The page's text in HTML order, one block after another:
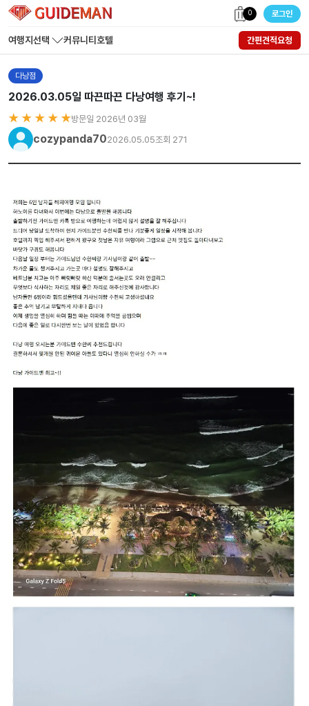
0 로그인
여행지선택 커뮤니티 호텔 간편견적요청
다낭점
2026.03.05일 따끈따끈 다낭여행 후기~!
★ ★ ★ ★ ★방문일 2026년 03월
cozypanda702026.05.05조회 271